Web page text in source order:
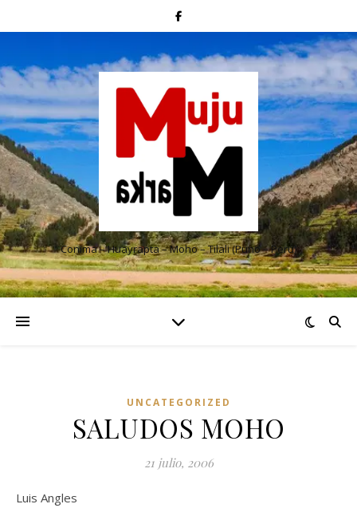
Conima – Huayrapta – Moho – Tilali (Puno – Perú)
UNCATEGORIZED
SALUDOS MOHO
21 julio, 2006
Luis Angles